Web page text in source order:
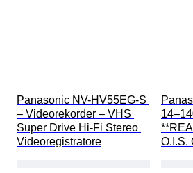
Panasonic NV-HV55EG-S
– Videorekorder – VHS
Super Drive Hi-Fi Stereo
Videoregistratore
O.I.S.